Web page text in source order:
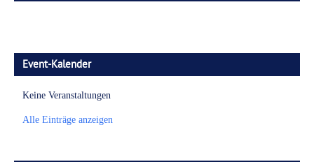
Event-Kalender
Keine Veranstaltungen
Alle Einträge anzeigen